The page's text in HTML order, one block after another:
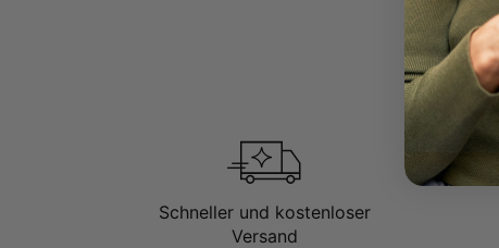
Schneller und kostenloser
Versand